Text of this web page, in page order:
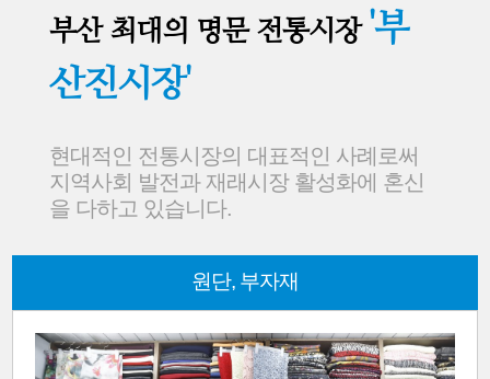
부산 최대의 명문 전통시장 '부
산진시장'
현대적인 전통시장의 대표적인 사례로써
지역사회 발전과 재래시장 활성화에 혼신
을 다하고 있습니다.
원단, 부자재